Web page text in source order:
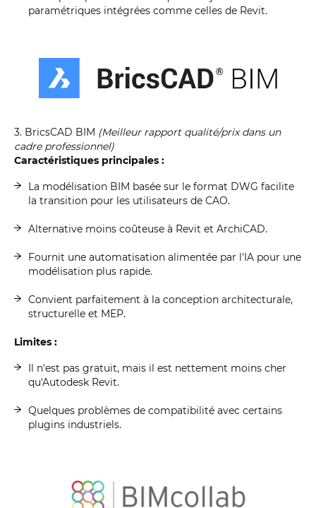
paramétriques intégrées comme celles de Revit.
3. BricsCAD BIM (Meilleur rapport qualité/prix dans un
cadre professionnel)
Caractéristiques principales :
La modélisation BIM basée sur le format DWG facilite
la transition pour les utilisateurs de CAO.
Alternative moins coûteuse à Revit et ArchiCAD.
Fournit une automatisation alimentée par l'IA pour une
modélisation plus rapide.
Convient parfaitement à la conception architecturale,
structurelle et MEP.
Limites :
Il n'est pas gratuit, mais il est nettement moins cher
qu'Autodesk Revit.
Quelques problèmes de compatibilité avec certains
plugins industriels.